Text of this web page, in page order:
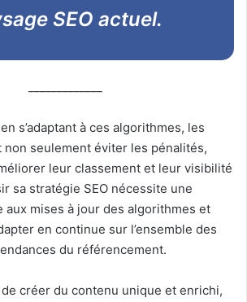
SEO actuel.
s’adaptant à ces algorithmes, les
non seulement éviter les pénalités,
leur classement et leur visibilité
sa stratégie SEO nécessite une
mises à jour des algorithmes et
en continue sur l’ensemble des
du référencement.
créer du contenu unique et enrichi,